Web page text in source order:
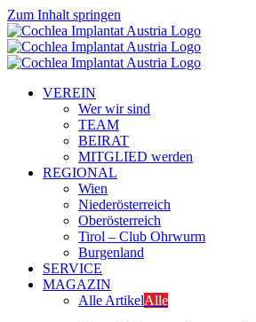
Zum Inhalt springen
VEREIN
Wer wir sind
TEAM
BEIRAT
MITGLIED werden
REGIONAL
Wien
Niederösterreich
Oberösterreich
Tirol – Club Ohrwurm
Burgenland
SERVICE
MAGAZIN
Alle ArtikelAlle